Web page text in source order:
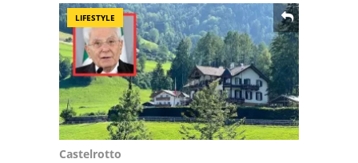
LIFESTYLE
Castelrotto